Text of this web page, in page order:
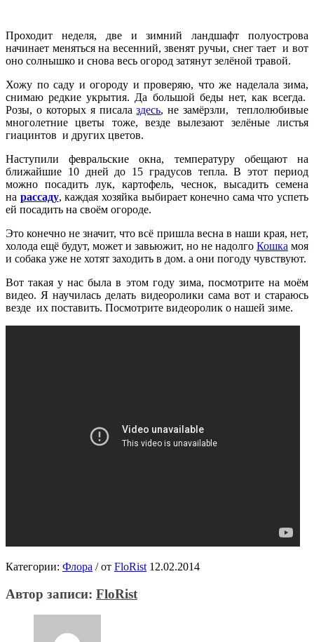
Проходит неделя, две и зимний ландшафт полуострова
начинает меняться на весенний, звенят ручьи, снег тает и вот
оно солнышко и снова весь огород затянут зелёной травой.
Хожу по саду и огороду и проверяю, что же наделала зима,
снимаю редкие укрытия. Да большой беды нет, как всегда.
Розы, о которых я писалаздесь, не замёрзли, теплолюбивые
многолетние цветы тоже, везде вылезают зелёные листья
гиацинтов и других цветов.
Наступили февральские окна, температуру обещают на
ближайшие 10 дней до 15 градусов тепла. В этот период
можно посадить лук, картофель, чеснок, высадить семена
на рассаду, каждая хозяйка выбирает конечно сама что успеть
ей посадить на своём огороде.
Это конечно не значит, что всё пришла весна в наши края, нет,
холода ещё будут, может и завьюжит, но не надолго Кошка моя
и собака уже не хотят заходить в дом. а они погоду чувствуют.
Вот такая у нас была в этом году зима, посмотрите на моём
видео. Я научилась делать видеоролики сама вот и стараюсь
везде их поставить. Посмотрите видеоролик о нашей зиме.
Категории: Флора /от FloRist 12.02.2014
Автор записи: FloRist